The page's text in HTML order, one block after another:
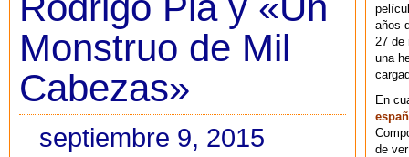
Monstruo de Mil
Cabezas»
septiembre 9, 2015
años
27 de
una
En
de